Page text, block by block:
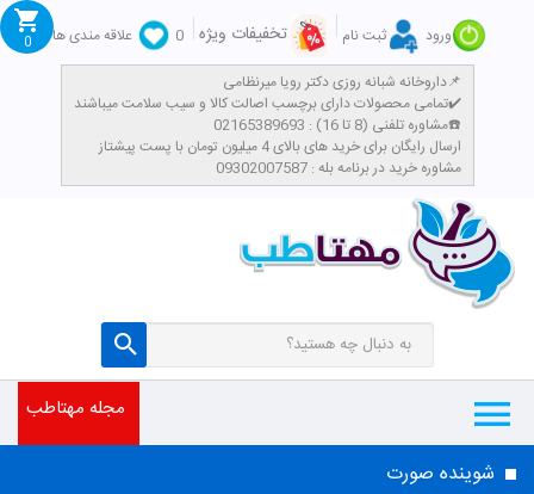
ورود ثبت نام تخفیفات ویژه 0
علاقه مندی ها
داروخانه شبانه روزی دکتر رویا میرنظامی📌
تمامی محصولات دارای برچسب اصالت کالا و سیب سلامت میباشند✔️
مشاوره تلفنی (8 تا 16) : 02165389693☎️
​ارسال رایگان برای خرید های بالای 4 میلیون تومان با پست پیشتاز
مشاوره خرید در برنامه بله : 09302007587
0
مجله مهتاطب
شوینده صورت